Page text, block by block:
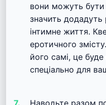
вони можуть бути
значить додадуть
інтимне життя.
еротичного
його самі, це
спеціально для
Наводьте разом